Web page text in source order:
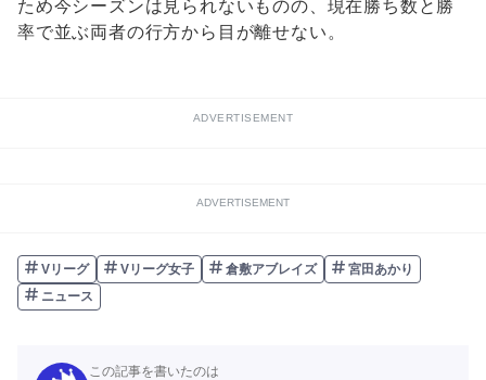
ため今シーズンは見られないものの、現在勝ち数と勝
率で並ぶ両者の行方から目が離せない。
ADVERTISEMENT
ADVERTISEMENT
Vリーグ Vリーグ女子 倉敷アブレイズ
宮田あかり
ニュース
この記事を書いたのは